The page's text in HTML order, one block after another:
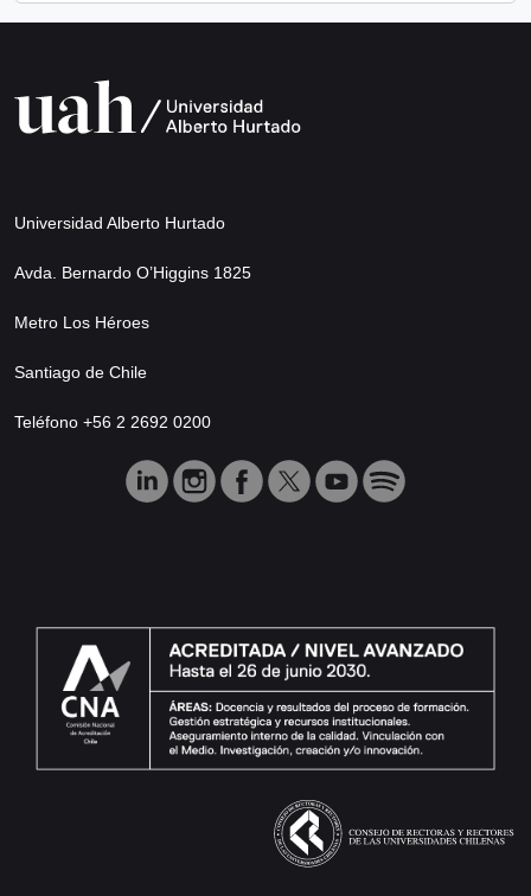
Universidad Alberto Hurtado
Avda. Bernardo O’Higgins 1825
Metro Los Héroes
Santiago de Chile
Teléfono +56 2 2692 0200